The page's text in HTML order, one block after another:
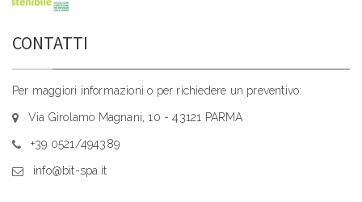
CONTATTI
Per maggiori informazioni o per richiedere un preventivo:
Via Girolamo Magnani, 10 - 43121 PARMA
+39 0521/494389
info@bit-spa.it